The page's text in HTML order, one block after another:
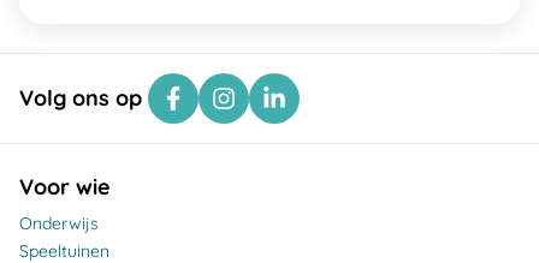
Volg ons op
Voor wie
Onderwijs
Speeltuinen